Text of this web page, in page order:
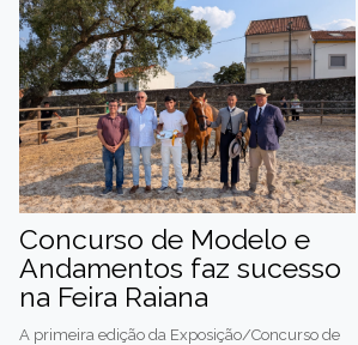
Concurso de Modelo e
Andamentos faz sucesso
na Feira Raiana
A primeira edição da Exposição/Concurso de